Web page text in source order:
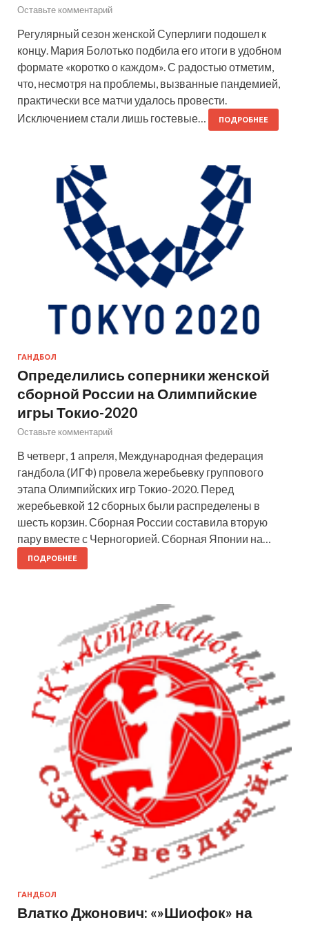
Оставьте комментарий
Регулярный сезон женской Суперлиги подошел к
концу. Мария Болотько подбила его итоги в удобном
формате «коротко о каждом». С радостью отметим,
что, несмотря на проблемы, вызванные пандемией,
практически все матчи удалось провести.
Исключением стали лишь гостевые…
ПОДРОБНЕЕ
ГАНДБОЛ
Определились соперники женской
сборной России на Олимпийские
игры Токио-2020
Оставьте комментарий
В четверг, 1 апреля, Международная федерация
гандбола (ИГФ) провела жеребьевку группового
этапа Олимпийских игр Токио-2020. Перед
жеребьевкой 12 сборных были распределены в
шесть корзин. Сборная России составила вторую
пару вместе с Черногорией. Сборная Японии на…
ПОДРОБНЕЕ
ГАНДБОЛ
Влатко Джонович: «»Шиофок» на